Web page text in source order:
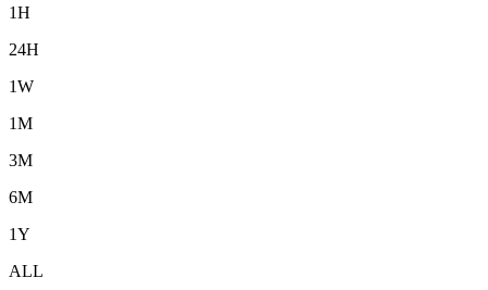
1H
24H
1W
1M
3M
6M
1Y
ALL